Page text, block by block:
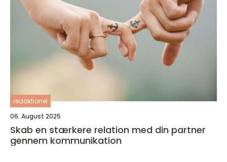
redaktionel
06. August 2025
Skab en stærkere relation med din partner
gennem kommunikation